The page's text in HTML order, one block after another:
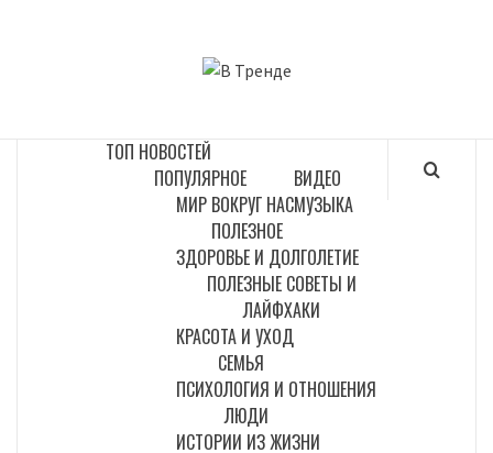
ТОП НОВОСТЕЙ
ПОПУЛЯРНОЕ
МИР ВОКРУГ НАС
ВИДЕО
МУЗЫКА
ПОЛЕЗНОЕ
ЗДОРОВЬЕ И ДОЛГОЛЕТИЕ
ПОЛЕЗНЫЕ СОВЕТЫ И
ЛАЙФХАКИ
КРАСОТА И УХОД
СЕМЬЯ
ПСИХОЛОГИЯ И ОТНОШЕНИЯ
ЛЮДИ
ИСТОРИИ ИЗ ЖИЗНИ